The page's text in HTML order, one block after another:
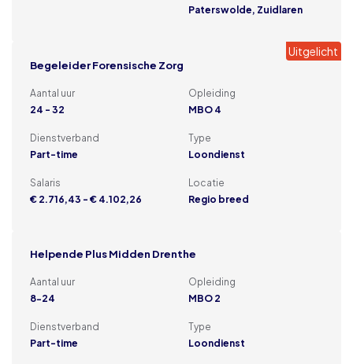
Paterswolde, Zuidlaren
Uitgelicht
Begeleider Forensische Zorg
Aantal uur
24 - 32
Opleiding
MBO 4
Dienstverband
Part-time
Type
Loondienst
Salaris
€ 2.716,43 - € 4.102,26
Locatie
Regio breed
Helpende Plus Midden Drenthe
Aantal uur
8-24
Opleiding
MBO 2
Dienstverband
Part-time
Type
Loondienst